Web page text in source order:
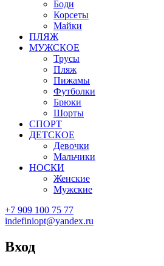
Боди
Корсеты
Майки
ПЛЯЖ
МУЖСКОЕ
Трусы
Пляж
Пижамы
Футболки
Брюки
Шорты
СПОРТ
ДЕТСКОЕ
Девочки
Мальчики
НОСКИ
Женские
Мужские
+7 909 100 75 77
indefiniopt@yandex.ru
Вход